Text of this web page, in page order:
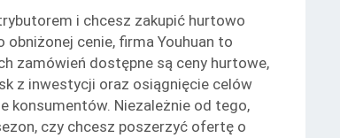
i chcesz zakupić hurtowo
obniżonej cenie, firma Youhuan to
zamówień dostępne są ceny hurtowe,
z inwestycji oraz osiągnięcie celów
konsumentów. Niezależnie od tego,
czy chcesz poszerzyć ofertę o